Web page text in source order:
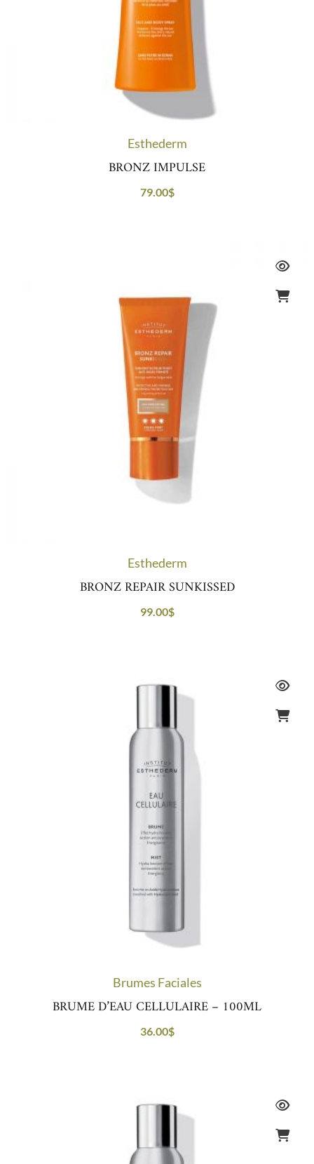
Esthederm
BRONZ IMPULSE
79.00$
Esthederm
BRONZ REPAIR SUNKISSED
99.00$
Brumes Faciales
BRUME D’EAU CELLULAIRE – 100ML
36.00$